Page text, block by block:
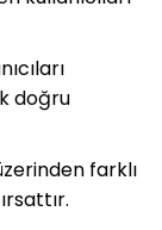
doğru
farklı